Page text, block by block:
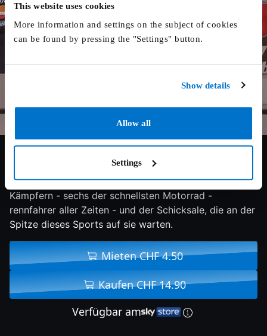
This website uses cookies
More information and settings on the subject of cookies
can be found by pressing the "Settings" button.
Show details
Allow all
Settings
7.7/10 2015 100 min Doku
Hitting The Apex erzählt die Geschichte von sechs
Kämpfern - sechs der schnellsten Motorrad -
rennfahrer aller Zeiten - und der Schicksale, die an der
Spitze dieses Sports auf sie warten.
Mieten CHF 4.50
Kaufen CHF 14.90
Verfügbar am